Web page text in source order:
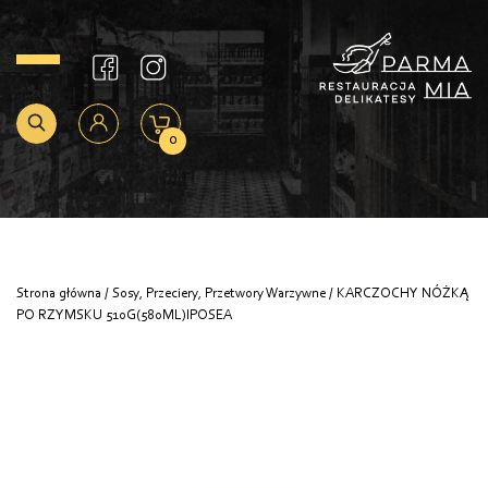
0
Strona główna / Sosy, Przeciery, Przetwory Warzywne / KARCZOCHY NÓŻKĄ
PO RZYMSKU 510G(580ML)IPOSEA